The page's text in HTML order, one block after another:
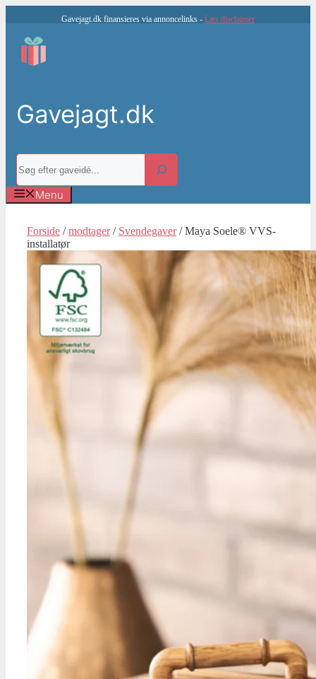
indhold
Gavejagt.dk finansieres via annoncelinks - Læs disclaimer
Gavejagt.dk
Søg
Menu
Forside /modtager/ Svendegaver/ Maya Soele® VVS-
installatør